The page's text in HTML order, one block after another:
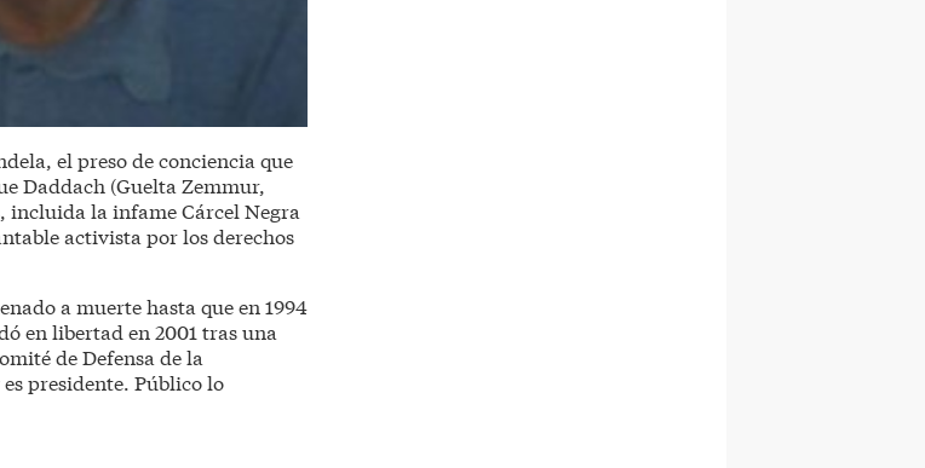
el preso de conciencia que
Daddach (Guelta Zemmur,
incluida la infame Cárcel Negra
activista por los derechos
a muerte hasta que en 1994
en libertad en 2001 tras una
de Defensa de la
presidente. Público lo